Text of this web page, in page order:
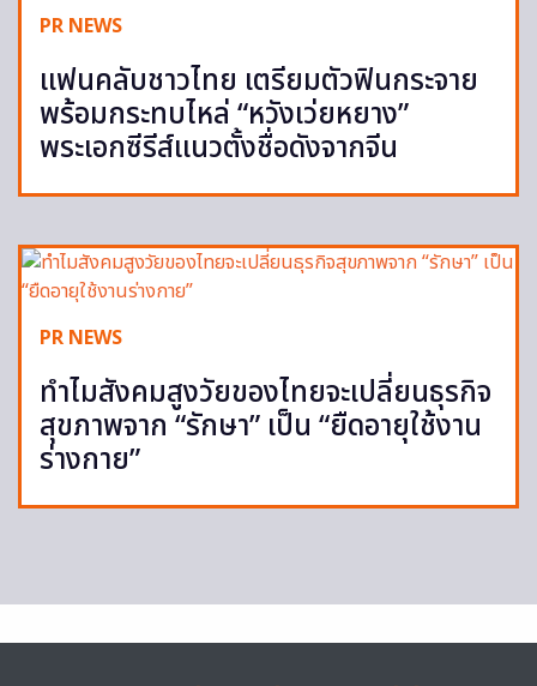
PR NEWS
แฟนคลับชาวไทย เตรียมตัวฟินกระจาย
พร้อมกระทบไหล่ “หวังเว่ยหยาง”
พระเอกซีรีส์แนวตั้งชื่อดังจากจีน
PR NEWS
ทำไมสังคมสูงวัยของไทยจะเปลี่ยนธุรกิจ
สุขภาพจาก “รักษา” เป็น “ยืดอายุใช้งาน
ร่างกาย”